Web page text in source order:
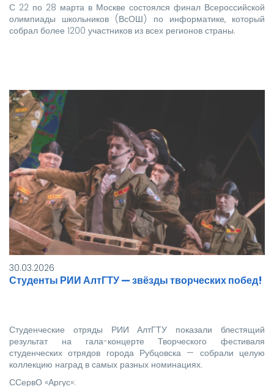
С 22 по 28 марта в Москве состоялся финал Всероссийской
олимпиады школьников (ВсОШ) по информатике, который
собрал более 1200 участников из всех регионов страны.
30.03.2026
Студенты РИИ АлтГТУ — звёзды творческих побед!
Студенческие отряды РИИ АлтГТУ показали блестящий
результат на гала-концерте Творческого фестиваля
студенческих отрядов города Рубцовска — собрали целую
коллекцию наград в самых разных номинациях.
ССервО «Аргус»: